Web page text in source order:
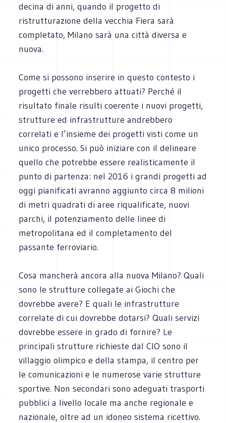
decina di anni, quando il progetto di
ristrutturazione della vecchia Fiera sarà
completato, Milano sarà una città diversa e
nuova.
Come si possono inserire in questo contesto i
progetti che verrebbero attuati? Perché il
risultato finale risulti coerente i nuovi progetti,
strutture ed infrastrutture andrebbero
correlati e l’insieme dei progetti visti come un
unico processo. Si può iniziare con il delineare
quello che potrebbe essere realisticamente il
punto di partenza: nel 2016 i grandi progetti ad
oggi pianificati avranno aggiunto circa 8 milioni
di metri quadrati di aree riqualificate, nuovi
parchi, il potenziamento delle linee di
metropolitana ed il completamento del
passante ferroviario.
Cosa mancherà ancora alla nuova Milano? Quali
sono le strutture collegate ai Giochi che
dovrebbe avere? E quali le infrastrutture
correlate di cui dovrebbe dotarsi? Quali servizi
dovrebbe essere in grado di fornire? Le
principali strutture richieste dal CIO sono il
villaggio olimpico e della stampa, il centro per
le comunicazioni e le numerose varie strutture
sportive. Non secondari sono adeguati trasporti
pubblici a livello locale ma anche regionale e
nazionale, oltre ad un idoneo sistema ricettivo.